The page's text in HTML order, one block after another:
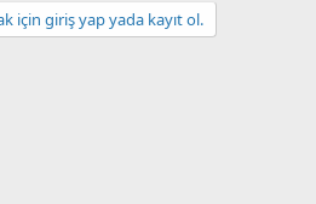
için giriş yap yada kayıt ol.